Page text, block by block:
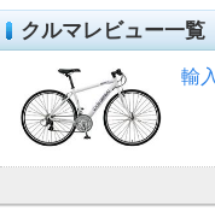
クルマレビュー一覧
輸